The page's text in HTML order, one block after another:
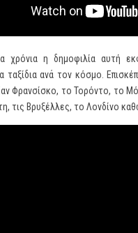
χρόνια η δημοφιλία αυτή
ταξίδια ανά τον κόσμο.
Φρανσίσκο, το Τορόντο, το
τις Βρυξέλλες, το Λονδίνο